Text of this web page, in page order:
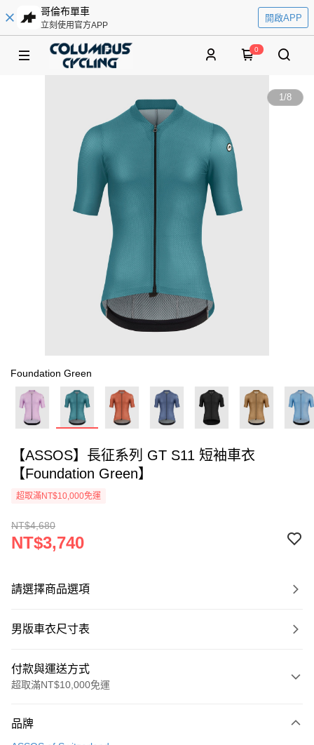
哥倫布單車
立刻使用官方APP
開啟APP
0
1/8
Foundation Green
【ASSOS】長征系列 GT S11 短袖車衣
【Foundation Green】
超取滿NT$10,000免運
NT$4,680
NT$3,740
請選擇商品選項
男版車衣尺寸表
付款與運送方式
超取滿NT$10,000免運
信用卡一次付款
品牌